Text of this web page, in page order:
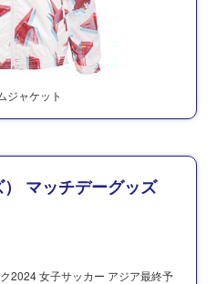
ジャケット
マッチデーグッズ
2024 女子サッカー アジア最終予